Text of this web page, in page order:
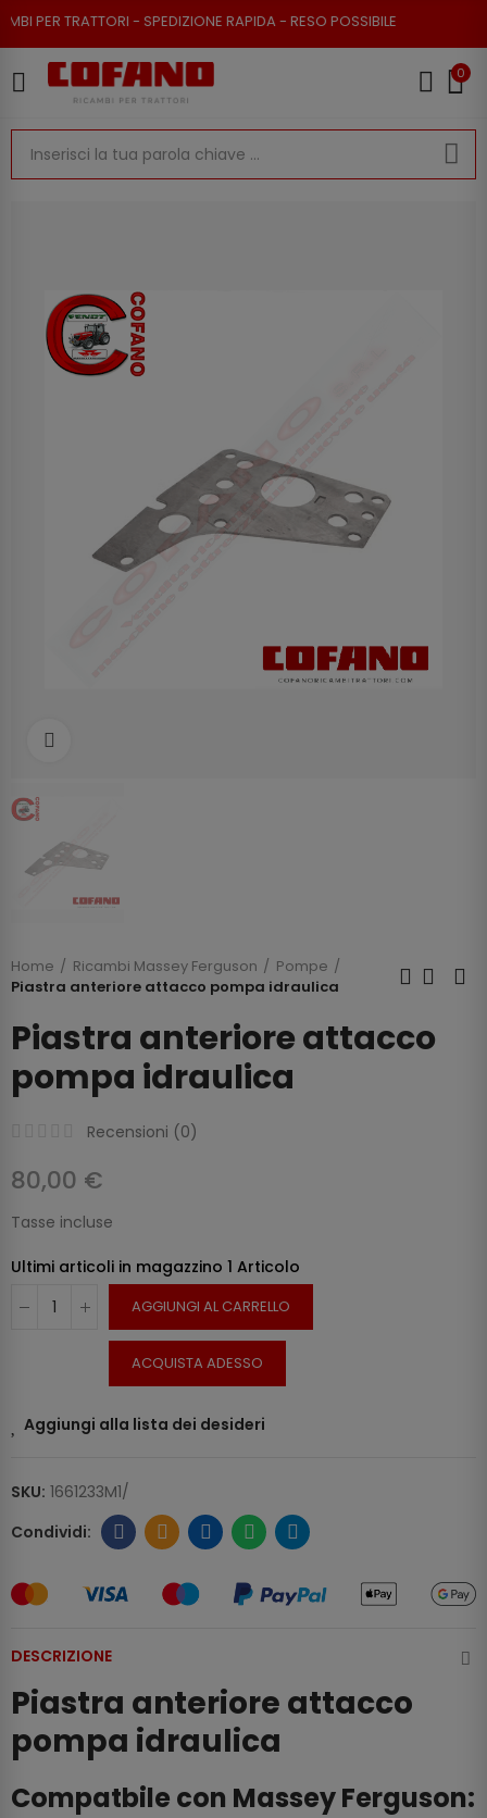
- SPEDIZIONE RAPIDA - RESO POSSIBILE
0
Home Ricambi Massey Ferguson
Pompe
Piastra anteriore attacco pompa idraulica
Piastra anteriore attacco
pompa idraulica
Recensioni (0)
80,00 €
Tasse incluse
Ultimi articoli in magazzino 1 Articolo
AGGIUNGI AL CARRELLO
ACQUISTA ADESSO
Aggiungi alla lista dei desideri
SKU: 1661233M1/
DESCRIZIONE
Piastra anteriore attacco
pompa idraulica
Compatbile con Massey Ferguson: